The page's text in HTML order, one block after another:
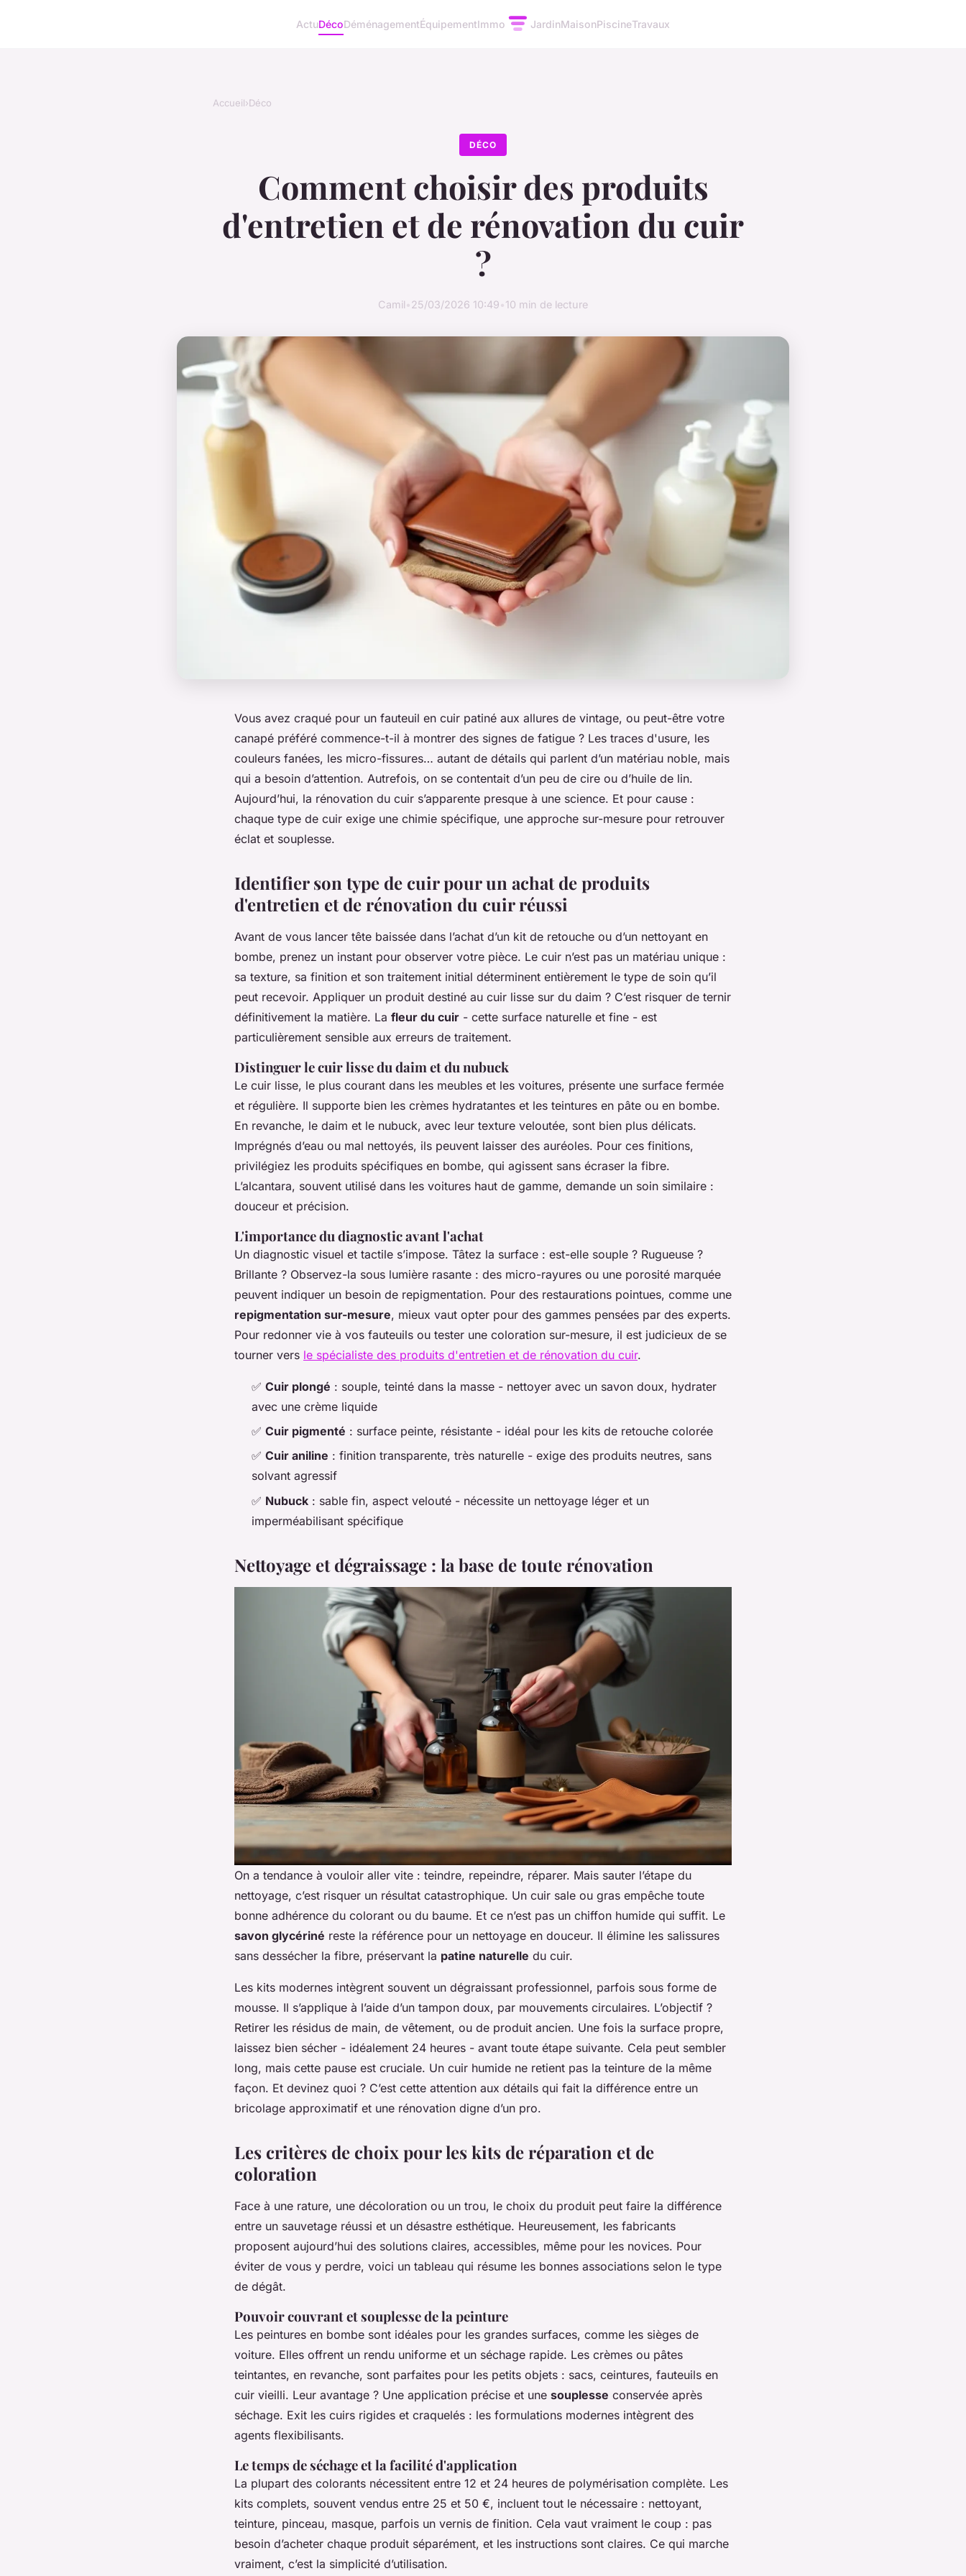
ActuDécoDéménagementÉquipementImmo JardinMaisonPiscineTravaux
Accueil›Déco
DÉCO
Comment choisir des produits
d'entretien et de rénovation du cuir
?
Camil 25/03/2026 10:49 10 min de lecture
Vous avez craqué pour un fauteuil en cuir patiné aux allures de vintage, ou peut-être votre
canapé préféré commence-t-il à montrer des signes de fatigue ? Les traces d'usure, les
couleurs fanées, les micro-fissures… autant de détails qui parlent d’un matériau noble, mais
qui a besoin d’attention. Autrefois, on se contentait d’un peu de cire ou d’huile de lin.
Aujourd’hui, la rénovation du cuir s’apparente presque à une science. Et pour cause :
chaque type de cuir exige une chimie spécifique, une approche sur-mesure pour retrouver
éclat et souplesse.
Identifier son type de cuir pour un achat de produits
d'entretien et de rénovation du cuir réussi
Avant de vous lancer tête baissée dans l’achat d’un kit de retouche ou d’un nettoyant en
bombe, prenez un instant pour observer votre pièce. Le cuir n’est pas un matériau unique :
sa texture, sa finition et son traitement initial déterminent entièrement le type de soin qu’il
peut recevoir. Appliquer un produit destiné au cuir lisse sur du daim ? C’est risquer de ternir
définitivement la matière. La fleur du cuir - cette surface naturelle et fine - est
particulièrement sensible aux erreurs de traitement.
Distinguer le cuir lisse du daim et du nubuck
Le cuir lisse, le plus courant dans les meubles et les voitures, présente une surface fermée
et régulière. Il supporte bien les crèmes hydratantes et les teintures en pâte ou en bombe.
En revanche, le daim et le nubuck, avec leur texture veloutée, sont bien plus délicats.
Imprégnés d’eau ou mal nettoyés, ils peuvent laisser des auréoles. Pour ces finitions,
privilégiez les produits spécifiques en bombe, qui agissent sans écraser la fibre.
L’alcantara, souvent utilisé dans les voitures haut de gamme, demande un soin similaire :
douceur et précision.
L'importance du diagnostic avant l'achat
Un diagnostic visuel et tactile s’impose. Tâtez la surface : est-elle souple ? Rugueuse ?
Brillante ? Observez-la sous lumière rasante : des micro-rayures ou une porosité marquée
peuvent indiquer un besoin de repigmentation. Pour des restaurations pointues, comme une
repigmentation sur-mesure, mieux vaut opter pour des gammes pensées par des experts.
Pour redonner vie à vos fauteuils ou tester une coloration sur-mesure, il est judicieux de se
tourner vers le spécialiste des produits d'entretien et de rénovation du cuir.
✅ Cuir plongé : souple, teinté dans la masse - nettoyer avec un savon doux, hydrater
avec une crème liquide
✅ Cuir pigmenté : surface peinte, résistante - idéal pour les kits de retouche colorée
✅ Cuir aniline : finition transparente, très naturelle - exige des produits neutres, sans
solvant agressif
✅ Nubuck : sable fin, aspect velouté - nécessite un nettoyage léger et un
imperméabilisant spécifique
Nettoyage et dégraissage : la base de toute rénovation
On a tendance à vouloir aller vite : teindre, repeindre, réparer. Mais sauter l’étape du
nettoyage, c’est risquer un résultat catastrophique. Un cuir sale ou gras empêche toute
bonne adhérence du colorant ou du baume. Et ce n’est pas un chiffon humide qui suffit. Le
savon glycériné reste la référence pour un nettoyage en douceur. Il élimine les salissures
sans dessécher la fibre, préservant la patine naturelle du cuir.
Les kits modernes intègrent souvent un dégraissant professionnel, parfois sous forme de
mousse. Il s’applique à l’aide d’un tampon doux, par mouvements circulaires. L’objectif ?
Retirer les résidus de main, de vêtement, ou de produit ancien. Une fois la surface propre,
laissez bien sécher - idéalement 24 heures - avant toute étape suivante. Cela peut sembler
long, mais cette pause est cruciale. Un cuir humide ne retient pas la teinture de la même
façon. Et devinez quoi ? C’est cette attention aux détails qui fait la différence entre un
bricolage approximatif et une rénovation digne d’un pro.
Les critères de choix pour les kits de réparation et de
coloration
Face à une rature, une décoloration ou un trou, le choix du produit peut faire la différence
entre un sauvetage réussi et un désastre esthétique. Heureusement, les fabricants
proposent aujourd’hui des solutions claires, accessibles, même pour les novices. Pour
éviter de vous y perdre, voici un tableau qui résume les bonnes associations selon le type
de dégât.
Pouvoir couvrant et souplesse de la peinture
Les peintures en bombe sont idéales pour les grandes surfaces, comme les sièges de
voiture. Elles offrent un rendu uniforme et un séchage rapide. Les crèmes ou pâtes
teintantes, en revanche, sont parfaites pour les petits objets : sacs, ceintures, fauteuils en
cuir vieilli. Leur avantage ? Une application précise et une souplesse conservée après
séchage. Exit les cuirs rigides et craquelés : les formulations modernes intègrent des
agents flexibilisants.
Le temps de séchage et la facilité d'application
La plupart des colorants nécessitent entre 12 et 24 heures de polymérisation complète. Les
kits complets, souvent vendus entre 25 et 50 €, incluent tout le nécessaire : nettoyant,
teinture, pinceau, masque, parfois un vernis de finition. Cela vaut vraiment le coup : pas
besoin d’acheter chaque produit séparément, et les instructions sont claires. Ce qui marche
vraiment, c’est la simplicité d’utilisation.